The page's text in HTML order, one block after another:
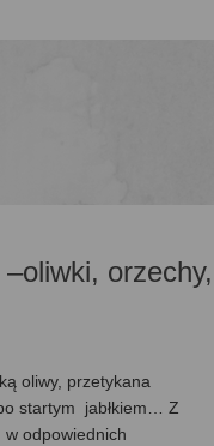
orzechy,
oliwy, przetykana
startym jabłkiem… Z
w odpowiednich